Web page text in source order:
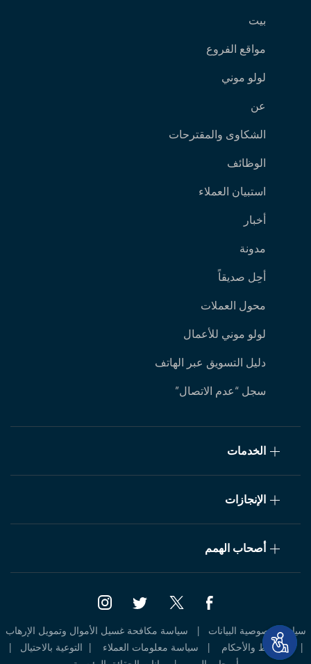
بيت
مواقع الفروع
لولو موني
عن
الشكاوى والمقترحات
الوظائف
استبيان العملاء
أخبار
مدونة
أحِل صديقاً
محول العملات
لولو موني للأعمال
دليل التسويق عبر الهاتف
سجل “عدم الاتصال”
الخدمات
الإنجازات
أصحاب الهمم
سياسة خصوصية البيانات | سياسة مكافحة غسيل الأموال وتمويل الإرهاب
| الشروط والأحكام | سياسة معلومات العملاء | التوعية بالاحتيال |